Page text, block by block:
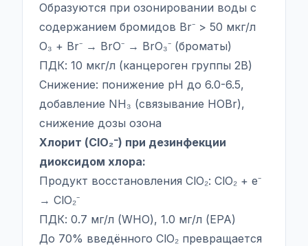
Образуются при озонировании воды с
содержанием бромидов Br⁻ > 50 мкг/л
O₃ + Br⁻ → BrO⁻ → BrO₃⁻ (броматы)
ПДК: 10 мкг/л (канцероген группы 2B)
Снижение: понижение pH до 6.0-6.5,
добавление NH₃ (связывание HOBr),
снижение дозы озона
Хлорит (ClO₂⁻) при дезинфекции
диоксидом хлора:
Продукт восстановления ClO₂: ClO₂ + e⁻
→ ClO₂⁻
ПДК: 0.7 мг/л (WHO), 1.0 мг/л (EPA)
До 70% введённого ClO₂ превращается